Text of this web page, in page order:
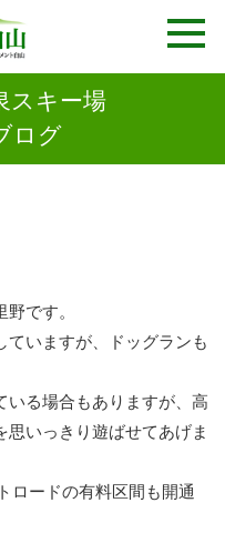
スキー場
ログ
です。
ていますが、ドッグランも
いる場合もありますが、高
思いっきり遊ばせてあげま
ロードの有料区間も開通